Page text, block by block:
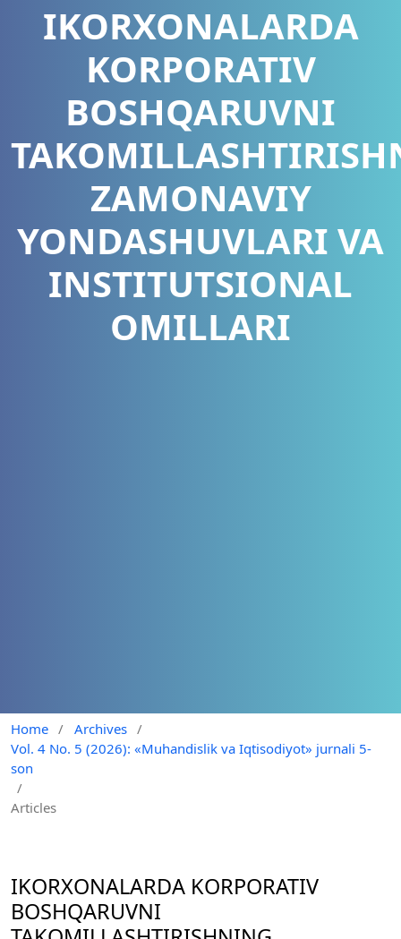
IKORXONALARDA
KORPORATIV
BOSHQARUVNI
ZAMONAVIY
YONDASHUVLARI VA
INSTITUTSIONAL
OMILLARI
Home / Archives /
Vol. 4 No. 5 (2026): «Muhandislik va Iqtisodiyot» jurnali 5-
son
/
Articles
IKORXONALARDA KORPORATIV
BOSHQARUVNI